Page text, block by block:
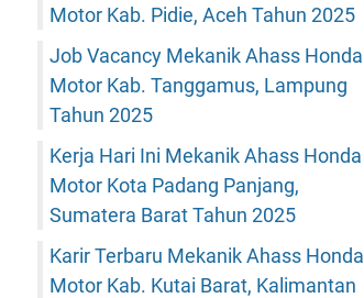
Motor Kab. Pidie, Aceh Tahun 2025
Job Vacancy Mekanik Ahass Honda
Motor Kab. Tanggamus, Lampung
Tahun 2025
Kerja Hari Ini Mekanik Ahass Honda
Motor Kota Padang Panjang,
Sumatera Barat Tahun 2025
Karir Terbaru Mekanik Ahass Honda
Motor Kab. Kutai Barat, Kalimantan